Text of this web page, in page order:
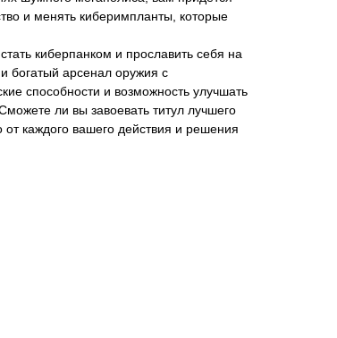
и менять киберимпланты, которые
киберпанком и прославить себя на
богатый арсенал оружия с
способности и возможность улучшать
ли вы завоевать титул лучшего
каждого вашего действия и решения